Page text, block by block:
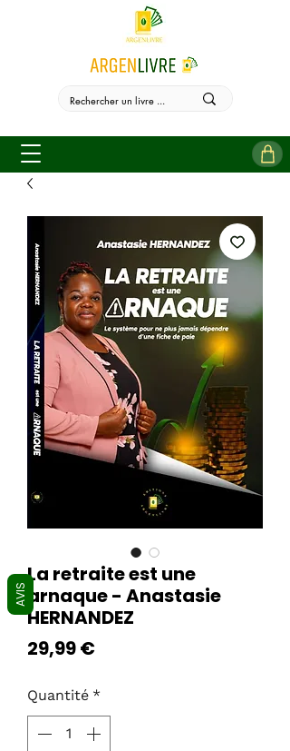
La retraite est une
arnaque - Anastasie
HERNANDEZ
29,99 €Prix
Quantité *
AVIS